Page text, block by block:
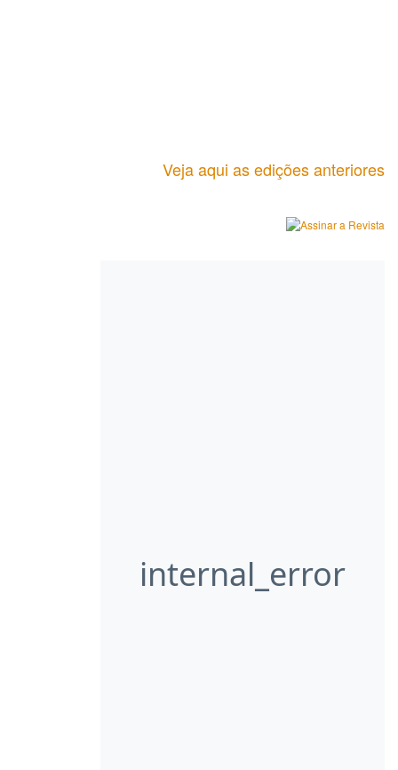
Veja aqui as edições anteriores